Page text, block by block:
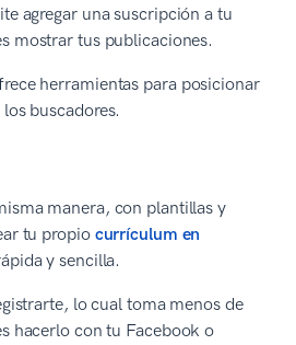
agregar una suscripción a tu
mostrar tus publicaciones.
herramientas para posicionar
buscadores.
manera, con plantillas y
tu propio currículum en
y sencilla.
lo cual toma menos de
hacerlo con tu Facebook o